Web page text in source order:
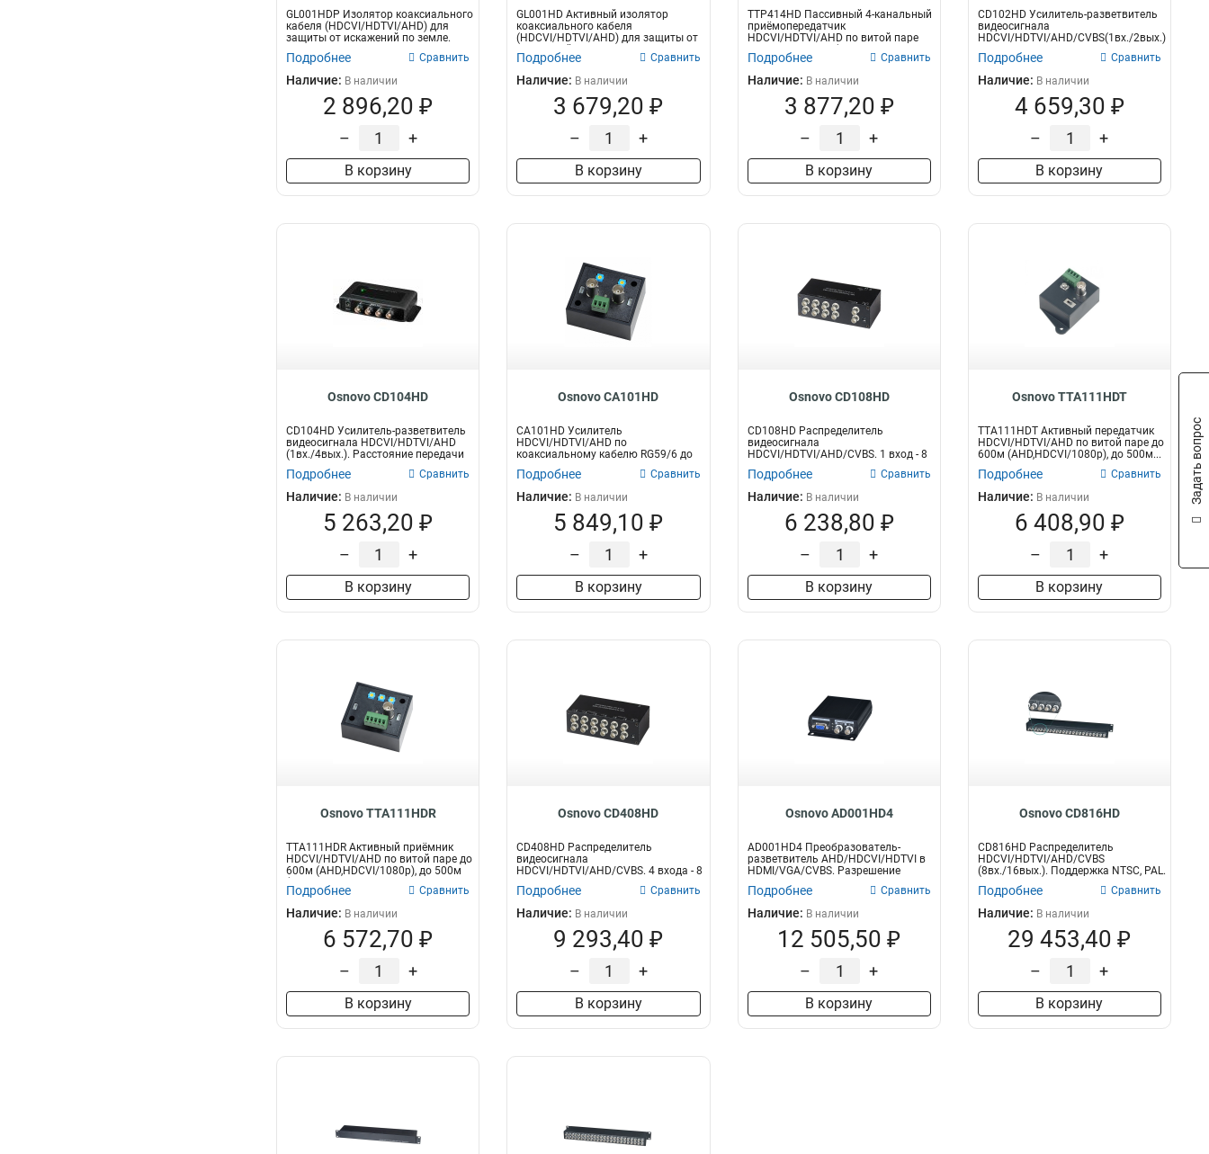
GL001HDP Изолятор коаксиального
кабеля (HDCVI/HDTVI/AHD) для
защиты от искажений по земле.
Подробнее Сравнить
Наличие: В наличии
2 896,20 ₽
– +
В корзину
GL001HD Активный изолятор
коаксиального кабеля
(HDCVI/HDTVI/AHD) для защиты от
искажений по зем...
Подробнее Сравнить
Наличие: В наличии
3 679,20 ₽
– +
В корзину
TTP414HD Пассивный 4-канальный
приёмопередатчик
HDCVI/HDTVI/AHD по витой паре
CAT5e/6 до 300м(H...
Подробнее Сравнить
Наличие: В наличии
3 877,20 ₽
– +
В корзину
CD102HD Усилитель-разветвитель
видеосигнала
HDCVI/HDTVI/AHD/CVBS(1вх./2вых.).
Расстояние переда...
Подробнее Сравнить
Наличие: В наличии
4 659,30 ₽
– +
В корзину
Osnovo CD104HD
CD104HD Усилитель-разветвитель
видеосигнала HDCVI/HDTVI/AHD
(1вх./4вых.). Расстояние передачи
Подробнее Сравнить
Наличие: В наличии
5 263,20 ₽
– +
В корзину
Osnovo CA101HD
CA101HD Усилитель
HDCVI/HDTVI/AHD по
коаксиальному кабелю RG59/6 до
800м. Расстояние передачи д...
Подробнее Сравнить
Наличие: В наличии
5 849,10 ₽
– +
В корзину
Osnovo CD108HD
CD108HD Распределитель
видеосигнала
HDCVI/HDTVI/AHD/CVBS. 1 вход - 8
выходов, DC 12В. БП в комп...
Подробнее Сравнить
Наличие: В наличии
6 238,80 ₽
– +
В корзину
Osnovo TTA111HDT
TTA111HDT Активный передатчик
HDCVI/HDTVI/AHD по витой паре до
600м (AHD,HDCVI/1080p), до 500м...
Подробнее Сравнить
Наличие: В наличии
6 408,90 ₽
– +
В корзину
Osnovo TTA111HDR
TTA111HDR Активный приёмник
HDCVI/HDTVI/AHD по витой паре до
600м (AHD,HDCVI/1080p), до 500м
Подробнее Сравнить
Наличие: В наличии
6 572,70 ₽
– +
В корзину
Osnovo CD408HD
CD408HD Распределитель
видеосигнала
HDCVI/HDTVI/AHD/CVBS. 4 входа - 8
выходов, DC 12В. БП в ком...
Подробнее Сравнить
Наличие: В наличии
9 293,40 ₽
– +
В корзину
Osnovo AD001HD4
AD001HD4 Преобразователь-
разветвитель AHD/HDCVI/HDTVI в
HDMI/VGA/CVBS. Разрешение
входного сигн...
Подробнее Сравнить
Наличие: В наличии
12 505,50 ₽
– +
В корзину
Osnovo CD816HD
CD816HD Распределитель
HDCVI/HDTVI/AHD/CVBS
(8вх./16вых.). Поддержка NTSC, PAL.
Разрешение до 5...
Подробнее Сравнить
Наличие: В наличии
29 453,40 ₽
– +
В корзину
Задать вопрос